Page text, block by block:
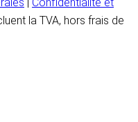
la TVA, hors frais de